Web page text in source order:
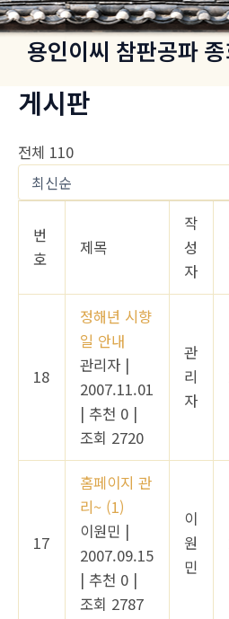
콘
텐
용인이씨 참판공파
게시판
전체 110
번
호
제목
작
성
자
18
정해년 시향
일 안내
관리자 |
2007.11.01
| 추천 0 |
조회 2720
관
리
자
17
홈페이지 관
리~ (1)
이원민 |
2007.09.15
| 추천 0 |
조회 2787
이
원
민